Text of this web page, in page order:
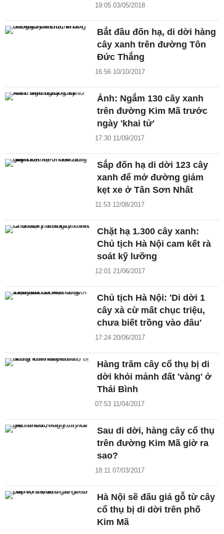
19:05 03/05/2018
Bắt đầu đốn hạ, di dời hàng
cây xanh trên đường Tôn
Đức Thắng
16:56 10/10/2017
Ảnh: Ngắm 130 cây xanh
trên đường Kim Mã trước
ngày 'khai tử'
17:30 11/09/2017
Sắp đốn hạ di dời 123 cây
xanh để mở đường giảm
kẹt xe ở Tân Sơn Nhất
11:53 12/08/2017
Chặt hạ 1.300 cây xanh:
Chủ tịch Hà Nội cam kết rà
soát kỹ lưỡng
12:01 21/06/2017
Chủ tịch Hà Nội: 'Di dời 1
cây xà cừ mất chục triệu,
chưa biết trồng vào đâu'
17:24 20/06/2017
Hàng trăm cây cổ thụ bị di
dời khỏi mảnh đất 'vàng' ở
Thái Bình
07:53 11/04/2017
Sau di dời, hàng cây cổ thụ
trên đường Kim Mã giờ ra
sao?
18:11 07/03/2017
Hà Nội sẽ đấu giá gỗ từ cây
cổ thụ bị di dời trên phố
Kim Mã